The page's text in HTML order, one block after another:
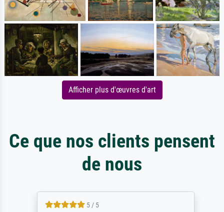
Afficher plus d'œuvres d'art
Ce que nos clients pensent
de nous
5 / 5